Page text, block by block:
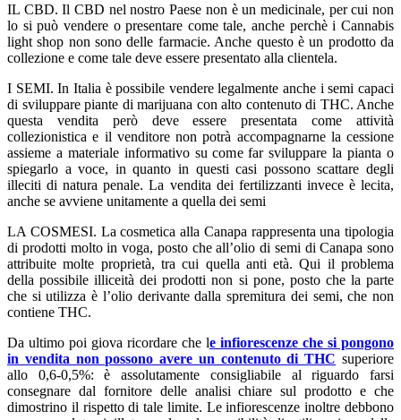
IL CBD. Il CBD nel nostro Paese non è un medicinale, per cui non
lo si può vendere o presentare come tale, anche perchè i Cannabis
light shop non sono delle farmacie. Anche questo è un prodotto da
collezione e come tale deve essere presentato alla clientela.
I SEMI. In Italia è possibile vendere legalmente anche i semi capaci
di sviluppare piante di marijuana con alto contenuto di THC. Anche
questa vendita però deve essere presentata come attività
collezionistica e il venditore non potrà accompagnarne la cessione
assieme a materiale informativo su come far sviluppare la pianta o
spiegarlo a voce, in quanto in questi casi possono scattare degli
illeciti di natura penale. La vendita dei fertilizzanti invece è lecita,
anche se avviene unitamente a quella dei semi
LA COSMESI. La cosmetica alla Canapa rappresenta una tipologia
di prodotti molto in voga, posto che all’olio di semi di Canapa sono
attribuite molte proprietà, tra cui quella anti età. Qui il problema
della possibile illiceità dei prodotti non si pone, posto che la parte
che si utilizza è l’olio derivante dalla spremitura dei semi, che non
contiene THC.
Da ultimo poi giova ricordare che le infiorescenze che si pongono
in vendita non possono avere un contenuto di THC superiore
allo 0,6-0,5%: è assolutamente consigliabile al riguardo farsi
consegnare dal fornitore delle analisi chiare sul prodotto e che
dimostrino il rispetto di tale limite. Le infiorescenze inoltre debbono